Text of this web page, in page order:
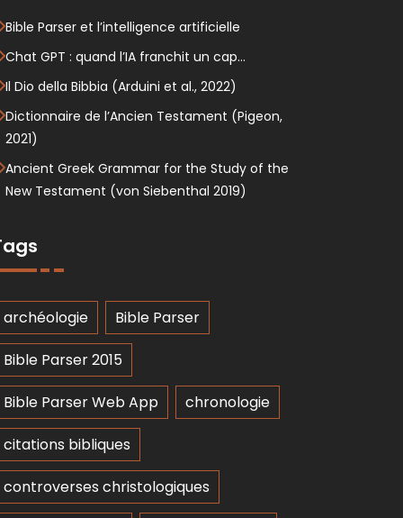
Bible Parser et l’intelligence artificielle
Chat GPT : quand l’IA franchit un cap…
Il Dio della Bibbia (Arduini et al., 2022)
Dictionnaire de l’Ancien Testament (Pigeon,
2021)
Ancient Greek Grammar for the Study of the
New Testament (von Siebenthal 2019)
archéologie Bible Parser
Bible Parser 2015
Bible Parser Web App chronologie
citations bibliques
controverses christologiques